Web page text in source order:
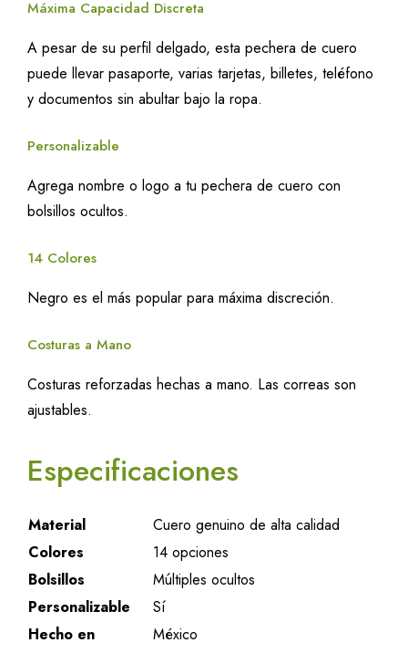
Máxima Capacidad Discreta
A pesar de su perfil delgado, esta pechera de cuero
puede llevar pasaporte, varias tarjetas, billetes, teléfono
y documentos sin abultar bajo la ropa.
Personalizable
Agrega nombre o logo a tu pechera de cuero con
bolsillos ocultos.
14 Colores
Negro es el más popular para máxima discreción.
Costuras a Mano
Costuras reforzadas hechas a mano. Las correas son
ajustables.
Especificaciones
Material
Cuero genuino de alta calidad
Colores
14 opciones
Bolsillos
Múltiples ocultos
Personalizable
Sí
Hecho en
México